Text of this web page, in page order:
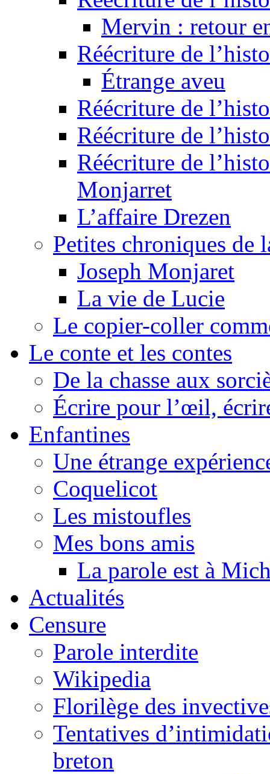
Mervin : retour
Réécriture de
Étrange aveu
Réécriture de
Réécriture de
Réécriture de
Monjarret
L’affaire Drezen
Petites chroniques de
Joseph Monjaret
La vie de Lucie
Le copier-coller
Le conte et les contes
De la chasse aux
Écrire pour l’œil,
Enfantines
Une étrange
Coquelicot
Les mistoufles
Mes bons amis
La parole est à
Actualités
Censure
Parole interdite
Wikipedia
Florilège des
Tentatives
breton